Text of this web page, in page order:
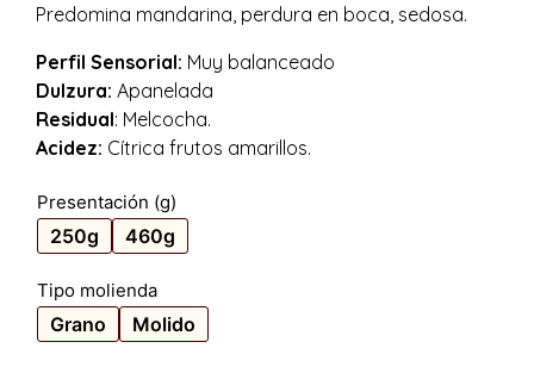
Predomina mandarina, perdura en boca, sedosa.
Perfil Sensorial: Muy balanceado
Dulzura: Apanelada
Residual: Melcocha.
Acidez: Cítrica frutos amarillos.
Presentación (g)
250g 460g
Tipo molienda
Grano Molido